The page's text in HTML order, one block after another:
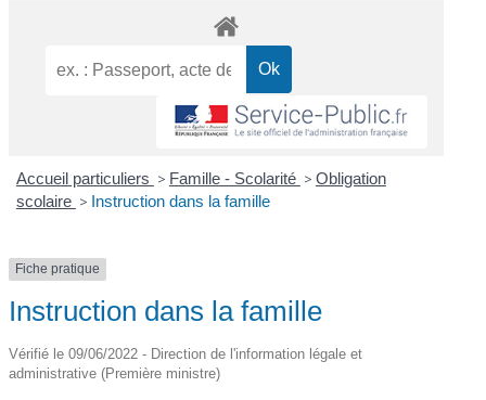
Accueil particuliers > Famille - Scolarité > Obligation
scolaire > Instruction dans la famille
Fiche pratique
Instruction dans la famille
Vérifié le 09/06/2022 - Direction de l'information légale et
administrative (Première ministre)